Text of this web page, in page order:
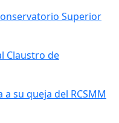
Superior
Claustro de
su queja del RCSMM